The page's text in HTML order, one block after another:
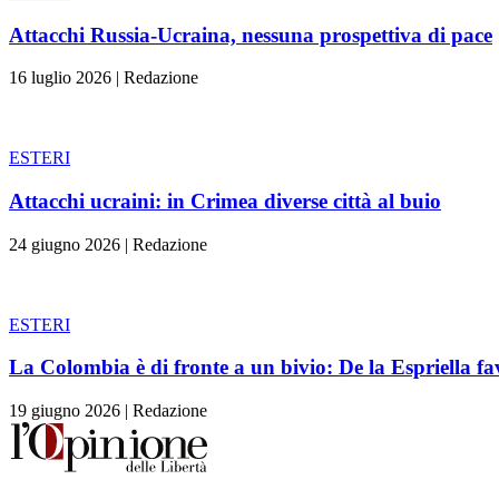
Attacchi Russia-Ucraina, nessuna prospettiva di pace
16 luglio 2026 | Redazione
ESTERI
Attacchi ucraini: in Crimea diverse città al buio
24 giugno 2026 | Redazione
ESTERI
La Colombia è di fronte a un bivio: De la Espriella
19 giugno 2026 | Redazione